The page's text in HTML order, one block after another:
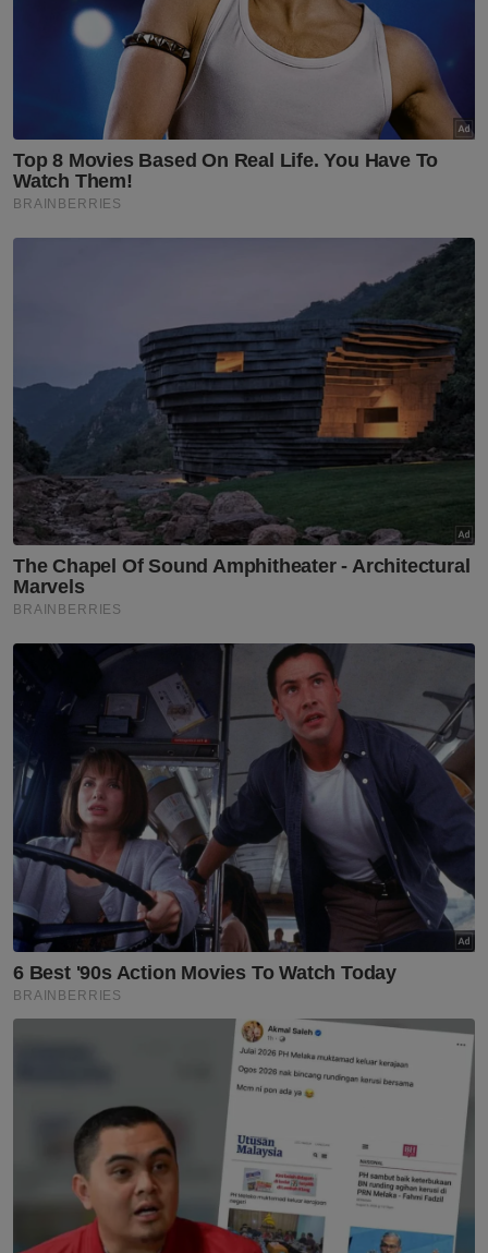
Sukan
Owen sangsi ketajaman Sesko
Sukan
Hakim Danish terjatuh,
terpaksa akhiri GP Britain lebih
awal
Sukan
JDT, Chelsea sama kuat